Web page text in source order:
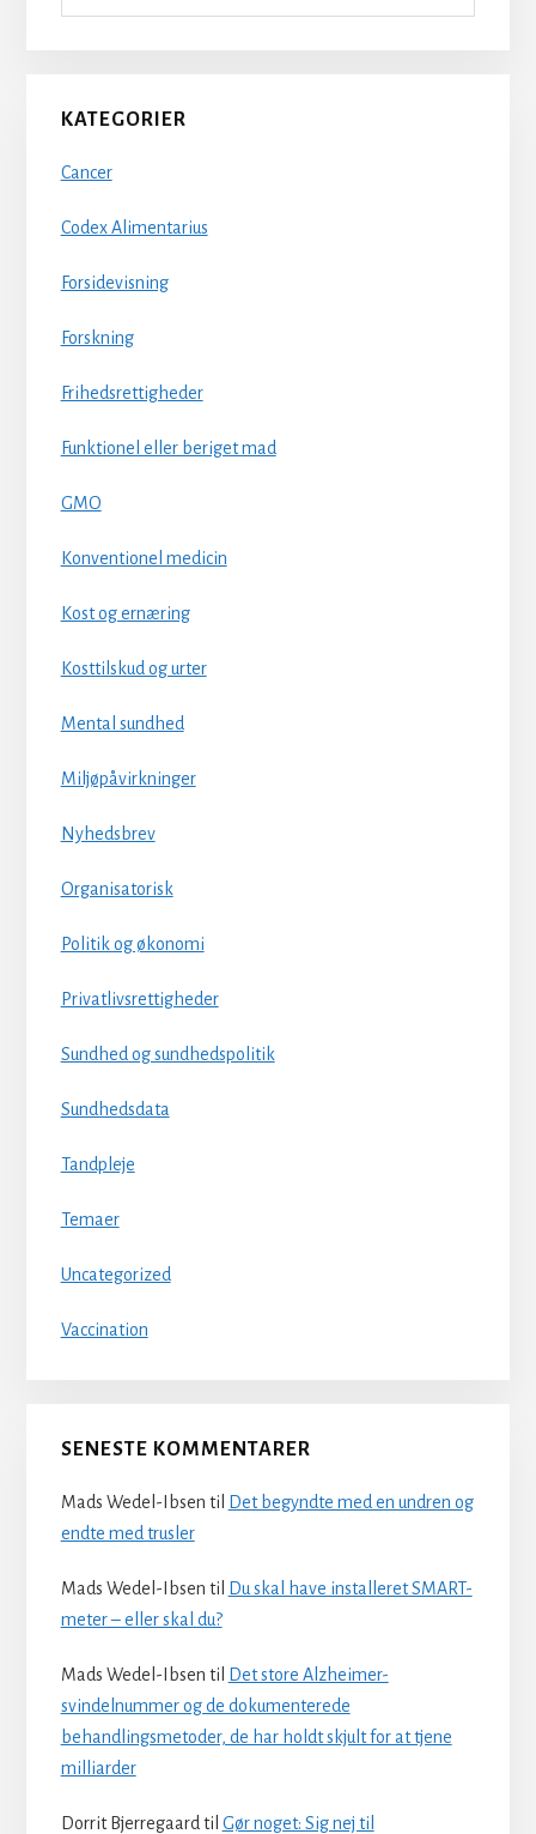
KATEGORIER
Cancer
Codex Alimentarius
Forsidevisning
Forskning
Frihedsrettigheder
Funktionel eller beriget mad
GMO
Konventionel medicin
Kost og ernæring
Kosttilskud og urter
Mental sundhed
Miljøpåvirkninger
Nyhedsbrev
Organisatorisk
Politik og økonomi
Privatlivsrettigheder
Sundhed og sundhedspolitik
Sundhedsdata
Tandpleje
Temaer
Uncategorized
Vaccination
SENESTE KOMMENTARER
Mads Wedel-Ibsen til
Det begyndte med en undren og
endte med trusler
Mads Wedel-Ibsen til
Du skal have installeret SMART-
meter – eller skal du?
Mads Wedel-Ibsen til
Det store Alzheimer-
svindelnummer og de dokumenterede
behandlingsmetoder, de har holdt skjult for at tjene
milliarder
Dorrit Bjerregaard til Gør noget: Sig nej til